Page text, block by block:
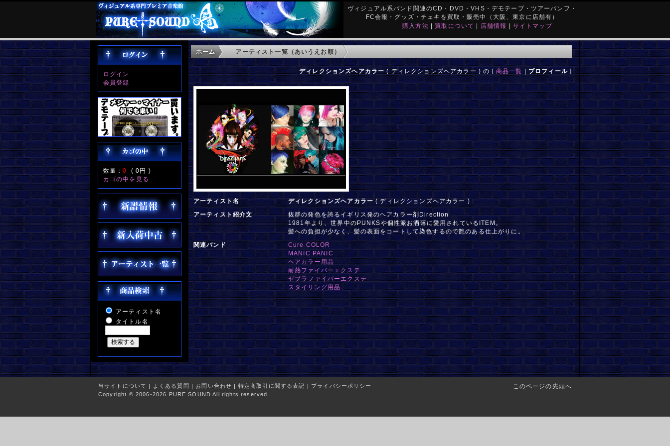
ヴィジュアル系バンド関連のCD・DVD・VHS・デモテープ・ツアーパンフ・
FC会報・グッズ・チェキを買取・販売中（大阪、東京に店舗有）
購入方法 | 買取について | 店舗情報 | サイトマップ
ログイン
会員登録
数量：0 (0円 )
カゴの中を見る
アーティスト名
タイトル名
ホーム アーティスト一覧（あいうえお順）
ディレクションズヘアカラー ( ディレクションズヘアカラー ) の [ 商品一覧 | プロフィール]
アーティスト名 ディレクションズヘアカラー ( ディレクションズヘアカラー )
アーティスト紹介文
抜群の発色を誇るイギリス発のヘアカラー剤Direction
1981年より、世界中のPUNKSや個性派お洒落に愛用されているITEM。
髪への負担が少なく、髪の表面をコートして染色するので艶のある仕上がりに。
関連バンド
Cure COLOR
MANIC PANIC
ヘアカラー用品
耐熱ファイバーエクステ
ゼブラファイバーエクステ
スタイリング用品
このページの先頭へ
当サイトについて | よくある質問 | お問い合わせ | 特定商取引に関する表記 | プライバシーポリシー
Copyright © 2006-2026 PURE SOUND All rights reserved.